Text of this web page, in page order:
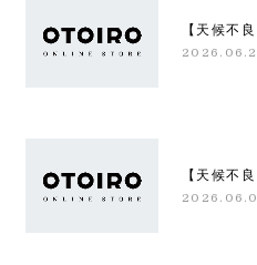
【天候不
【天候不